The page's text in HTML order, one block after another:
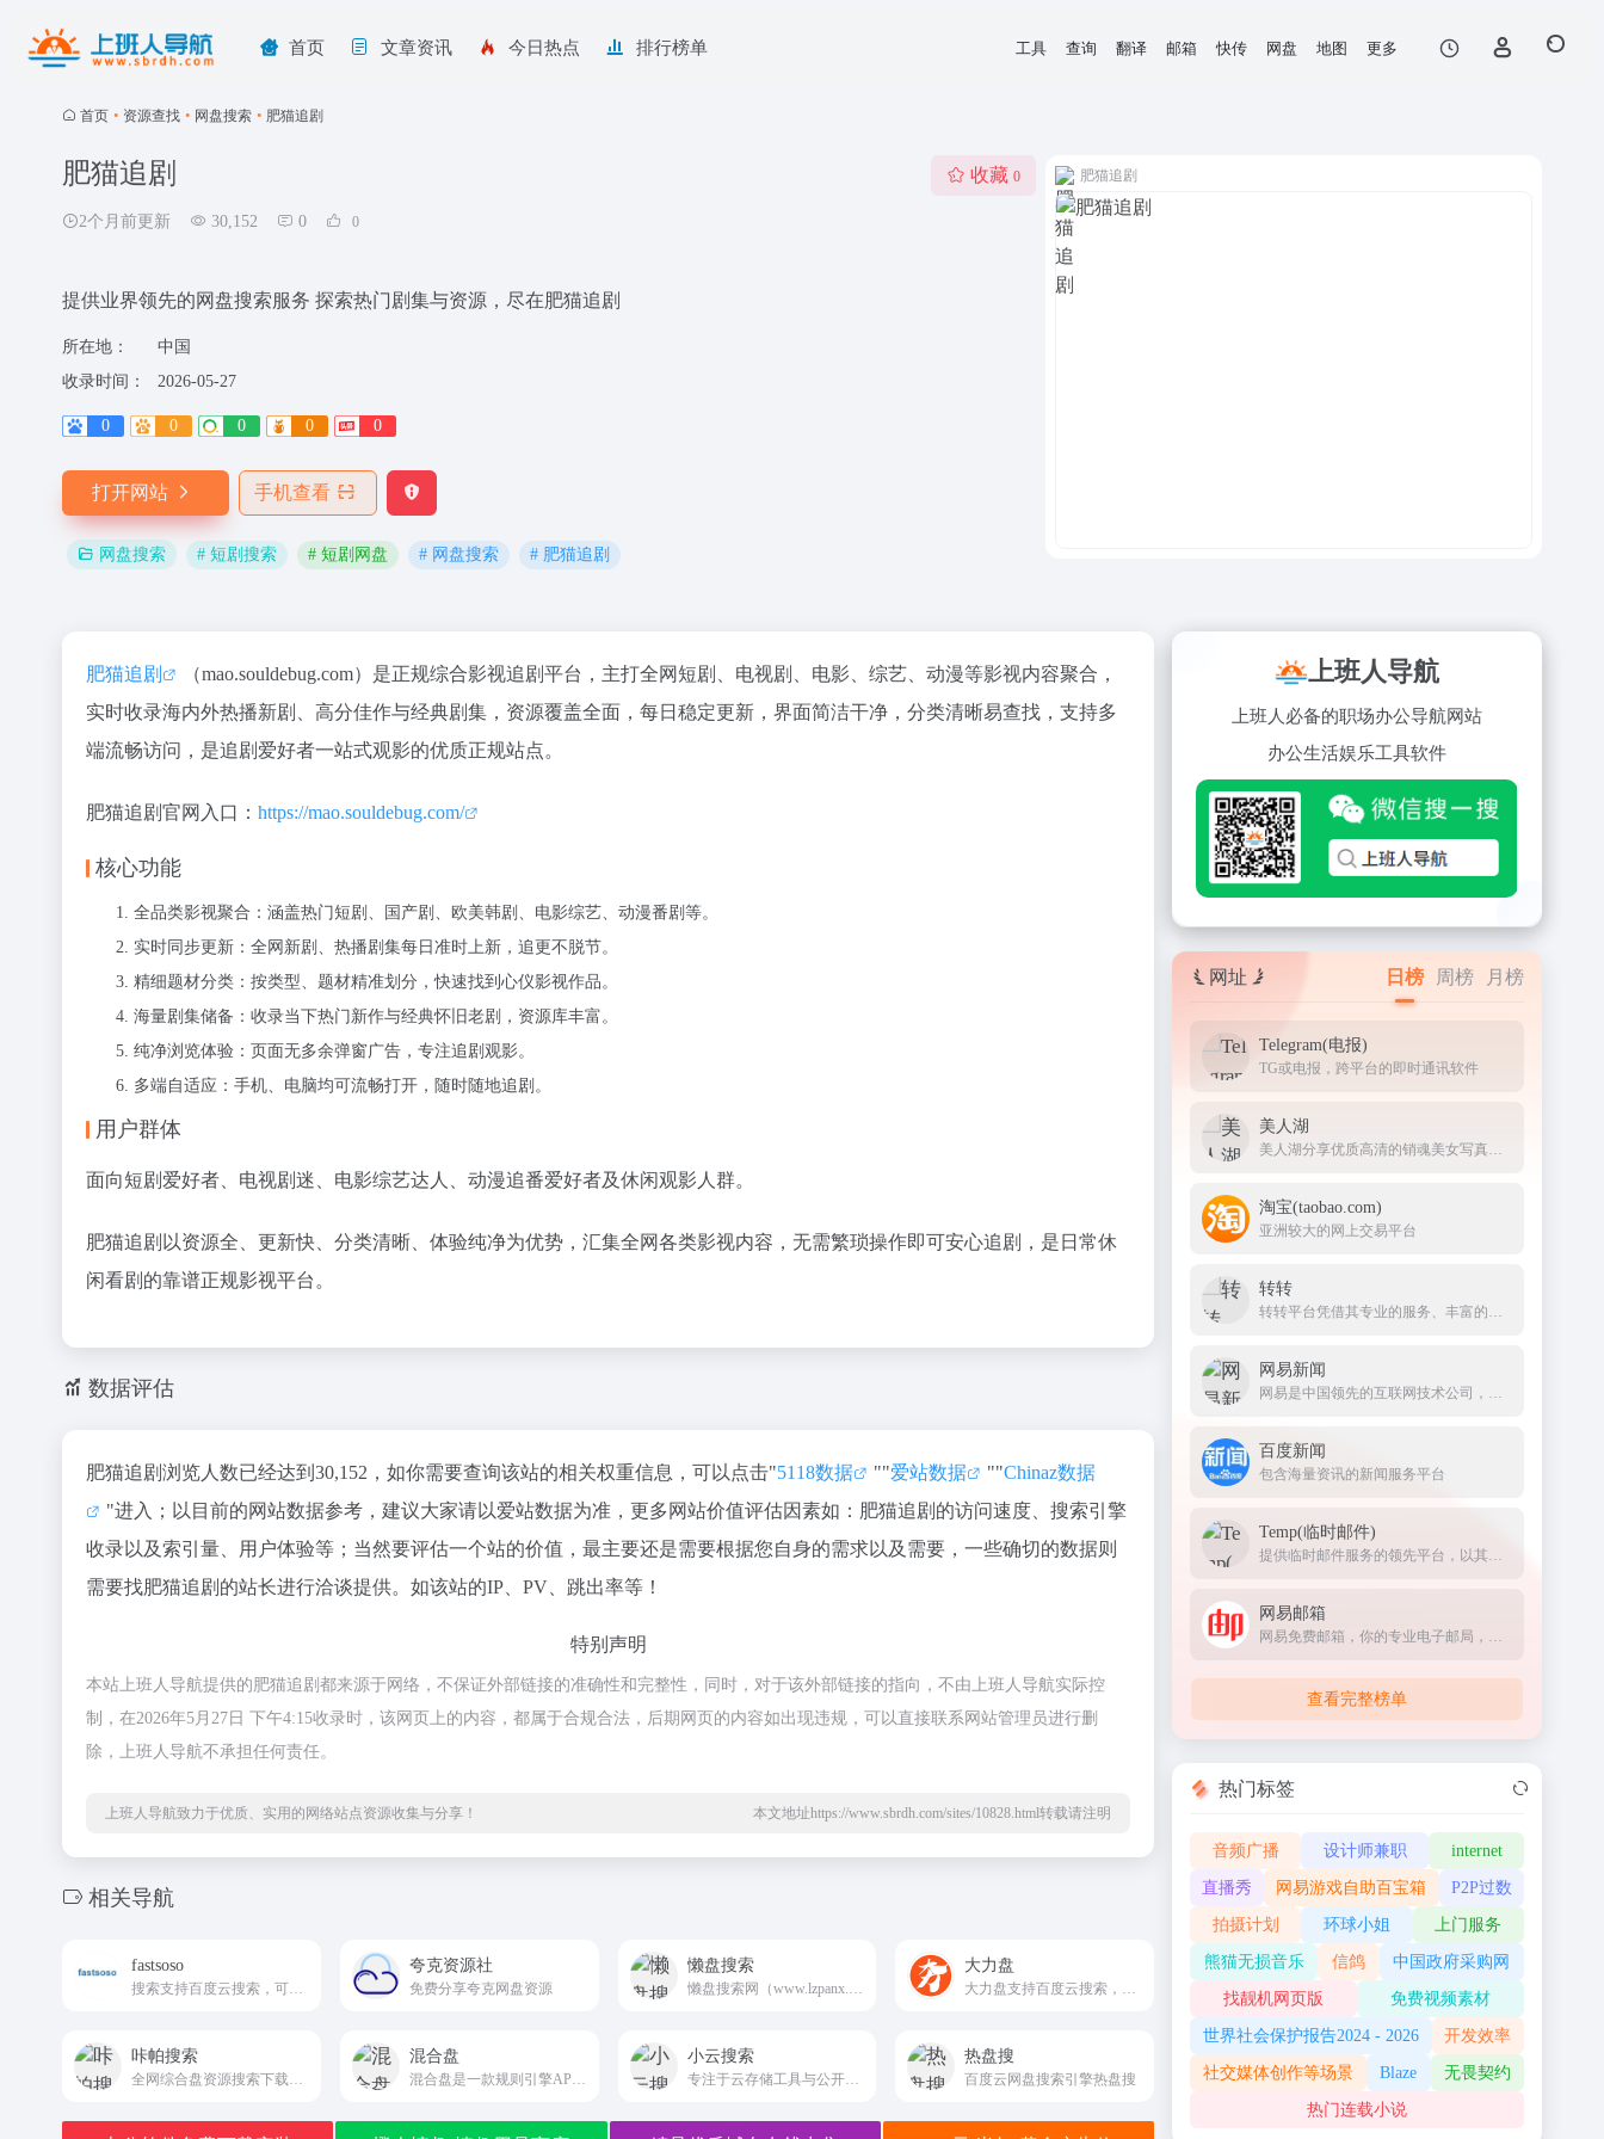
首页 文章资讯 今日热点 排行榜单 工具 查询 翻译 邮箱 快传 网盘 地图 更多
首页 • 资源查找 • 网盘搜索 • 肥猫追剧
肥猫追剧
2个月前更新 30,152 0 0
收藏 0
提供业界领先的网盘搜索服务 探索热门剧集与资源，尽在肥猫追剧
所在地：
中国
收录时间：
2026-05-27
0 0 0 0 0
打开网站 手机查看
网盘搜索 # 短剧搜索 # 短剧网盘 # 网盘搜索 # 肥猫追剧
肥猫追剧
肥猫追剧
（mao.souldebug.com）是正规综合影视追剧平台，主打全网短剧、电视剧、电影、综艺、动漫等影视内容聚合，
实时收录海内外热播新剧、高分佳作与经典剧集，资源覆盖全面，每日稳定更新，界面简洁干净，分类清晰易查找，支持多
端流畅访问，是追剧爱好者一站式观影的优质正规站点。
肥猫追剧官网入口： https://mao.souldebug.com/
核心功能
全品类影视聚合：涵盖热门短剧、国产剧、欧美韩剧、电影综艺、动漫番剧等。
实时同步更新：全网新剧、热播剧集每日准时上新，追更不脱节。
精细题材分类：按类型、题材精准划分，快速找到心仪影视作品。
海量剧集储备：收录当下热门新作与经典怀旧老剧，资源库丰富。
纯净浏览体验：页面无多余弹窗广告，专注追剧观影。
多端自适应：手机、电脑均可流畅打开，随时随地追剧。
用户群体
面向短剧爱好者、电视剧迷、电影综艺达人、动漫追番爱好者及休闲观影人群。
肥猫追剧以资源全、更新快、分类清晰、体验纯净为优势，汇集全网各类影视内容，无需繁琐操作即可安心追剧，是日常休
闲看剧的靠谱正规影视平台。
数据评估
肥猫追剧浏览人数已经达到30,152，如你需要查询该站的相关权重信息，可以点击"5118数据 ""爱站数据 ""Chinaz数据
"进入；以目前的网站数据参考，建议大家请以爱站数据为准，更多网站价值评估因素如：肥猫追剧的访问速度、搜索引擎
收录以及索引量、用户体验等；当然要评估一个站的价值，最主要还是需要根据您自身的需求以及需要，一些确切的数据则
需要找肥猫追剧的站长进行洽谈提供。如该站的IP、PV、跳出率等！
特别声明
本站上班人导航提供的肥猫追剧都来源于网络，不保证外部链接的准确性和完整性，同时，对于该外部链接的指向，不由上班人导航实际控
制，在2026年5月27日 下午4:15收录时，该网页上的内容，都属于合规合法，后期网页的内容如出现违规，可以直接联系网站管理员进行删
除，上班人导航不承担任何责任。
上班人导航致力于优质、实用的网络站点资源收集与分享！ 本文地址https://www.sbrdh.com/sites/10828.html转载请注明
相关导航
fastsoso 夸克资源社
免费分享夸克网盘资源
懒盘搜索 大力盘
咔帕搜索 混合盘 小云搜索
专注于云存储工具与公开信息导航的平台
热盘搜
百度云网盘搜索引擎热盘搜
上班人导航
上班人必备的职场办公导航网站
办公生活娱乐工具软件
网址 日榜 周榜 月榜
Telegram(电报)
TG或电报，跨平台的即时通讯软件
美人湖
美人湖分享优质高清的销魂美女写真作品
淘宝(taobao.com)
亚洲较大的网上交易平台
转转
转转平台凭借其专业的服务、丰富的品类和完善的功能体系，成为二手交易市场的佼佼者，为广大用户提供了便捷、安全且充满活力的闲置物品交易渠道。
网易新闻
网易是中国领先的互联网技术公司，为用户提供免费邮箱、游戏、搜索引擎服务，开设新闻、娱乐、体育等30多个内容频道，及博客、视频、论坛等互动交流，网聚人的力量。
百度新闻
包含海量资讯的新闻服务平台
Temp(临时邮件)
提供临时邮件服务的领先平台，以其卓越的安全性、即时可用性和快速传递特性
网易邮箱
网易免费邮箱，你的专业电子邮局，提供以@163.com、@126.com和@yeah.net为后缀的免费邮箱。超过20年邮箱运营经验，系统快速稳定安全，支持超大附件和网盘服务。网易邮箱官方App“邮箱大师”帮您高效处理邮件，支持所有邮箱，并可在手机、Windows和Mac上多端协同使用。
查看完整榜单
热门标签
音频广播 设计师兼职 internet
直播秀 网易游戏自助百宝箱 P2P过数
拍摄计划 环球小姐 上门服务
熊猫无损音乐 信鸽 中国政府采购网
找靓机网页版 免费视频素材
世界社会保护报告2024 - 2026 开发效率
社交媒体创作等场景 Blaze 无畏契约
热门连载小说